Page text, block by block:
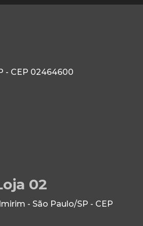
- CEP 02464600
02
- São Paulo/SP - CEP